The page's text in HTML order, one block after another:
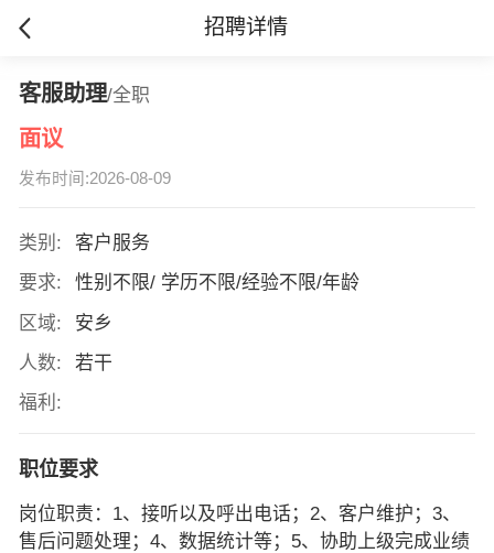
招聘详情
客服助理/全职
面议
发布时间:2026-08-09
类别:
客户服务
要求:
性别不限/ 学历不限/经验不限/年龄
区域:
安乡
人数:
若干
福利:
职位要求
岗位职责：1、接听以及呼出电话；2、客户维护；3、
售后问题处理；4、数据统计等；5、协助上级完成业绩